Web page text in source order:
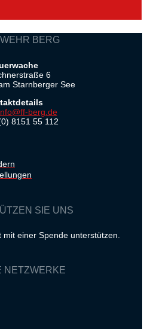
BERG
6
Starnberger See
berg.de
8151 55 112
SIE UNS
einer Spende unterstützen.
NETZWERKE